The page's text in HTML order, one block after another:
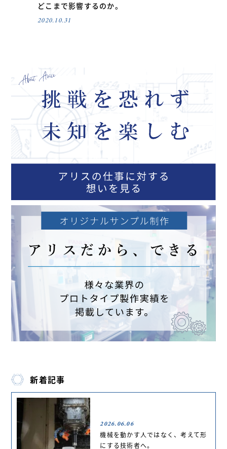
どこまで影響するのか。
2020.10.31
新着記事
2026.06.06
機械を動かす人ではなく、考えて形
にする技術者へ。